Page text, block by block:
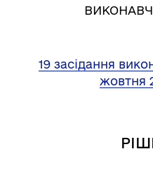
19 засідання
жовтня